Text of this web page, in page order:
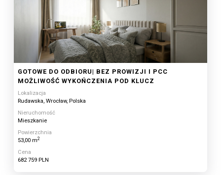
GOTOWE DO ODBIORU| BEZ PROWIZJI I PCC
MOŻLIWOŚĆ WYKOŃCZENIA POD KLUCZ
Lokalizacja
Rudawska, Wrocław, Polska
Nieruchomość
Mieszkanie
Powierzchnia
53,00 m2
Cena
682 759 PLN